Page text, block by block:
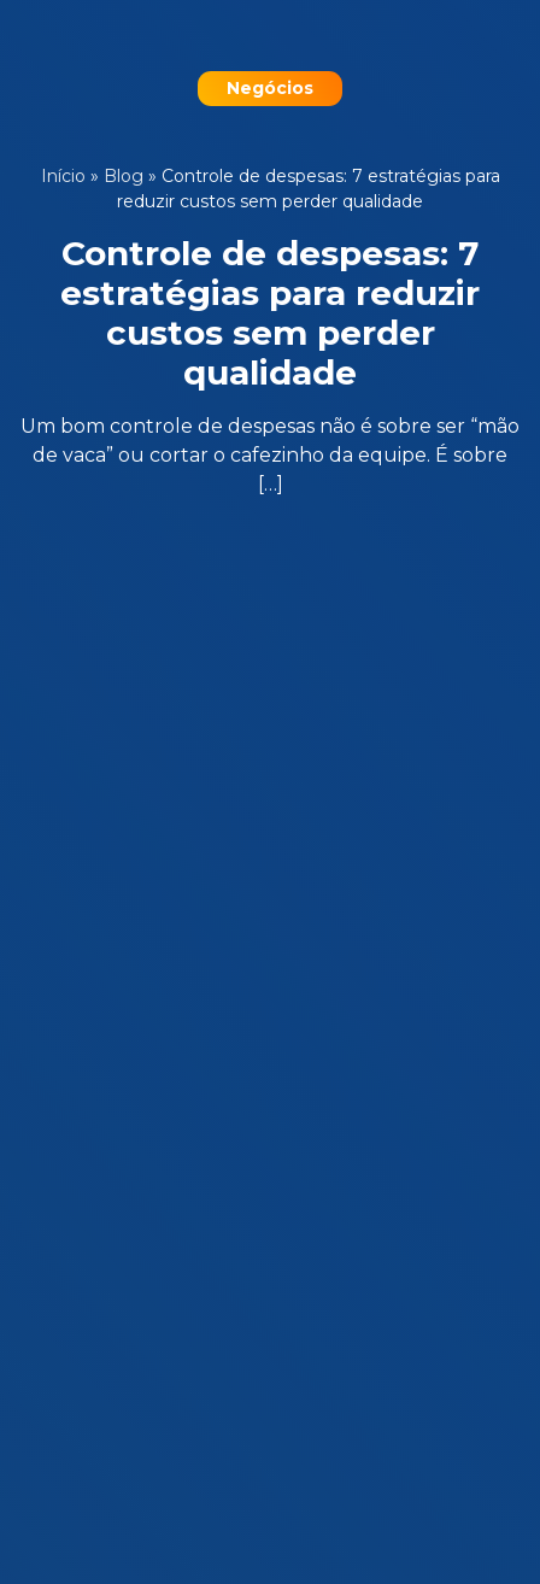
Negócios
Início » Blog » Controle de despesas: 7 estratégias para
reduzir custos sem perder qualidade
Controle de despesas: 7
estratégias para reduzir
custos sem perder
qualidade
Um bom controle de despesas não é sobre ser “mão
de vaca” ou cortar o cafezinho da equipe. É sobre
[…]